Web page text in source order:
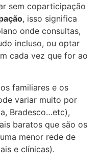
sem coparticipação
, isso significa
onde consultas,
incluso, ou optar
cada vez que for ao
familiares e os
variar muito por
Bradesco…etc),
baratos que são os
menor rede de
e clínicas).